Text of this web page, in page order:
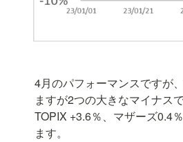
4月のパフォーマンスですが
ますが2つの大きなマイナス
TOPIX +3.6％、マザーズ0.4
ます。